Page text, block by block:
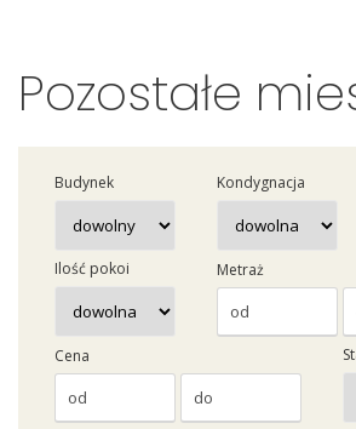
Pozostałe
Budynek Kondygnacja
Ilość pokoi Metraż
Cena